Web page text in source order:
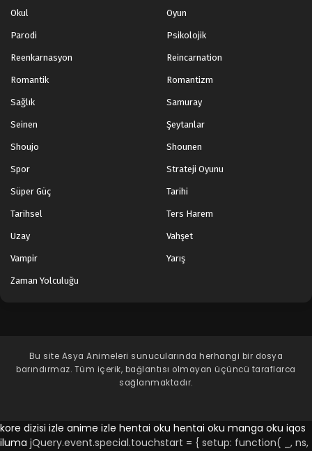
Okul Oyun
Parodi Psikolojik
Reenkarnasyon Reincarnation
Romantik Romantizm
Sağlık Samuray
Seinen Şeytanlar
Shoujo Shounen
Spor Strateji Oyunu
Süper Güç Tarihi
Tarihsel Ters Harem
Uzay Vahşet
Vampir Yarış
Zaman Yolculuğu
Bu site Asya Animeleri sunucularında herhangi bir dosya
barındırmaz. Tüm içerik, bağlantısı olmayan üçüncü taraflarca
sağlanmaktadır.
kore dizisi izle anime izle hentai oku hentai oku manga oku iqos
iluma jQuery.event.special.touchstart = { setup: function( _, ns,